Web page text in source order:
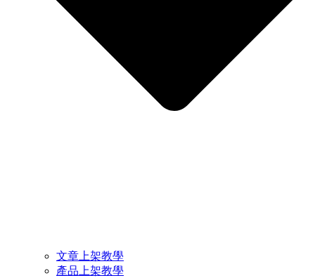
文章上架教學
產品上架教學